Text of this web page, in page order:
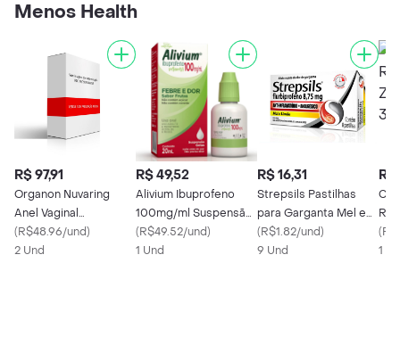
Menos Health
R$ 97,91
Organon Nuvaring
Anel Vaginal
11.7mg/2.7mg com 1
Aplicador
(R$48.96/und)
2 Und
R$ 49,52
Alivium Ibuprofeno
100mg/ml Suspensão
de Uso Oral Frasco
Gotejador 20ml
(R$49.52/und)
1 Und
R$ 16,31
Strepsils Pastilhas
para Garganta Mel e
Limão 8 pastilhas
(Flurbiprofeno 8.75
(R$1.82/und)
9 Und
R$
(
1 X